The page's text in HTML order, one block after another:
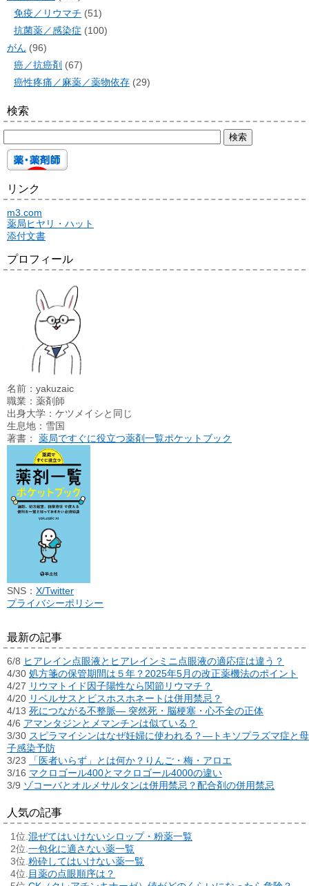
免疫／リウマチ (51)
抗菌薬／感染症 (100)
がん (96)
癌／抗癌剤 (67)
癌性疼痛／麻薬／薬物依存 (29)
検索
リンク
m3.com
薬局ヒヤリ・ハット
添付文書
プロフィール
名前：yakuzaic
職業：薬剤師
出身大学：ケツメイシと同じ
生息地：雪国
著書： 薬局ですぐに役立つ薬剤一覧ポケットブック
SNS： X/Twitter
プライバシーポリシー
最新の記事
6/8 ヒアレイン点眼液とヒアレインミニ点眼液の適応症は違う？
4/30 処方箋の保管期間は５年？2025年5月の改正薬機法のポイント
4/27 リウマトイド因子陽性なら関節リウマチ？
4/20 リベルサスとビスホスホネートは併用禁忌？
4/13 死につながる不整脈― 突然死・脳梗塞・心不全の正体
4/6 アマンタジンとメマンチンは似ている？
3/30 スピラマイシンはなぜ妊婦に使われる？―トキソプラズマ症と母
子感染予防
3/23
「医者いらず」とは何か？りんご・梅・アロエ
3/16 マクロゴール400とマクロゴール4000の違い
3/9 ゾコーバとオルメサルタンは併用禁忌？配合剤の併用禁忌
人気の記事
混ぜてはいけないシロップ・粉薬一覧
一包化に適さない薬一覧
粉砕してはいけない薬一覧
目薬の点眼順序は？